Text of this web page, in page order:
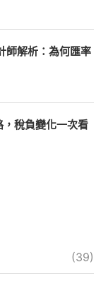
師解析：為何匯率
稅負變化一次看
(39)